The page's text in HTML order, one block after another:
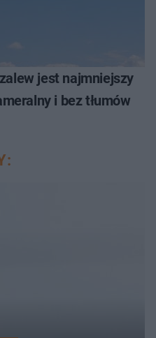
jest najmniejszy
i bez tłumów